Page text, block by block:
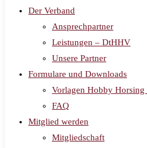
Der Verband
Ansprechpartner
Leistungen – DtHHV
Unsere Partner
Formulare und Downloads
Vorlagen Hobby Horsing
FAQ
Mitglied werden
Mitgliedschaft